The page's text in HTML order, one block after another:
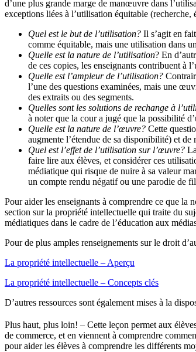
d’une plus grande marge de manœuvre dans
exceptions liées à l’utilisation équitable
Quel est le but de l’utilisation? Il s’agit en
comme équitable, mais une utilisation dans
Quelle est la nature de l’utilisation? En
de ces copies, les enseignants contribuent à
Quelle est l’ampleur de l’utilisation?
l’une des questions examinées, mais une
des extraits ou des segments.
Quelles sont les solutions de rechange à
à noter que la cour a jugé que la possibilité
Quelle est la nature de l’œuvre? Cette
augmente l’étendue de sa disponibilité) et
Quel est l’effet de l’utilisation sur l’œuvre?
faire lire aux élèves, et considérer ces
médiatique qui risque de nuire à sa valeur
un compte rendu négatif ou une parodie de
Pour aider les enseignants à comprendre ce que la
section sur la propriété intellectuelle qui traite du
médiatiques dans le cadre de l’éducation aux
Pour de plus amples renseignements sur le droit
La propriété intellectuelle – Aperçu
La propriété intellectuelle – Concepts clés
D’autres ressources sont également mises à la
Plus haut, plus loin! – Cette leçon permet aux
de commerce, et en viennent à comprendre
pour aider les élèves à comprendre les différents